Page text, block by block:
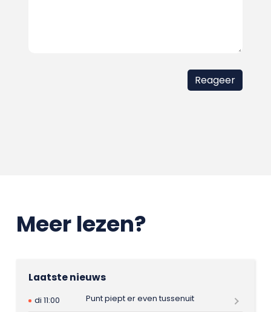
Meer lezen?
Laatste nieuws
di 11:00
Punt piept er even tussenuit